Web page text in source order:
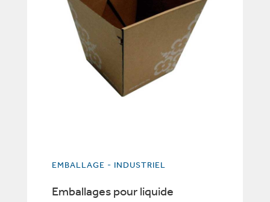
EMBALLAGE - INDUSTRIEL
Emballages pour liquide